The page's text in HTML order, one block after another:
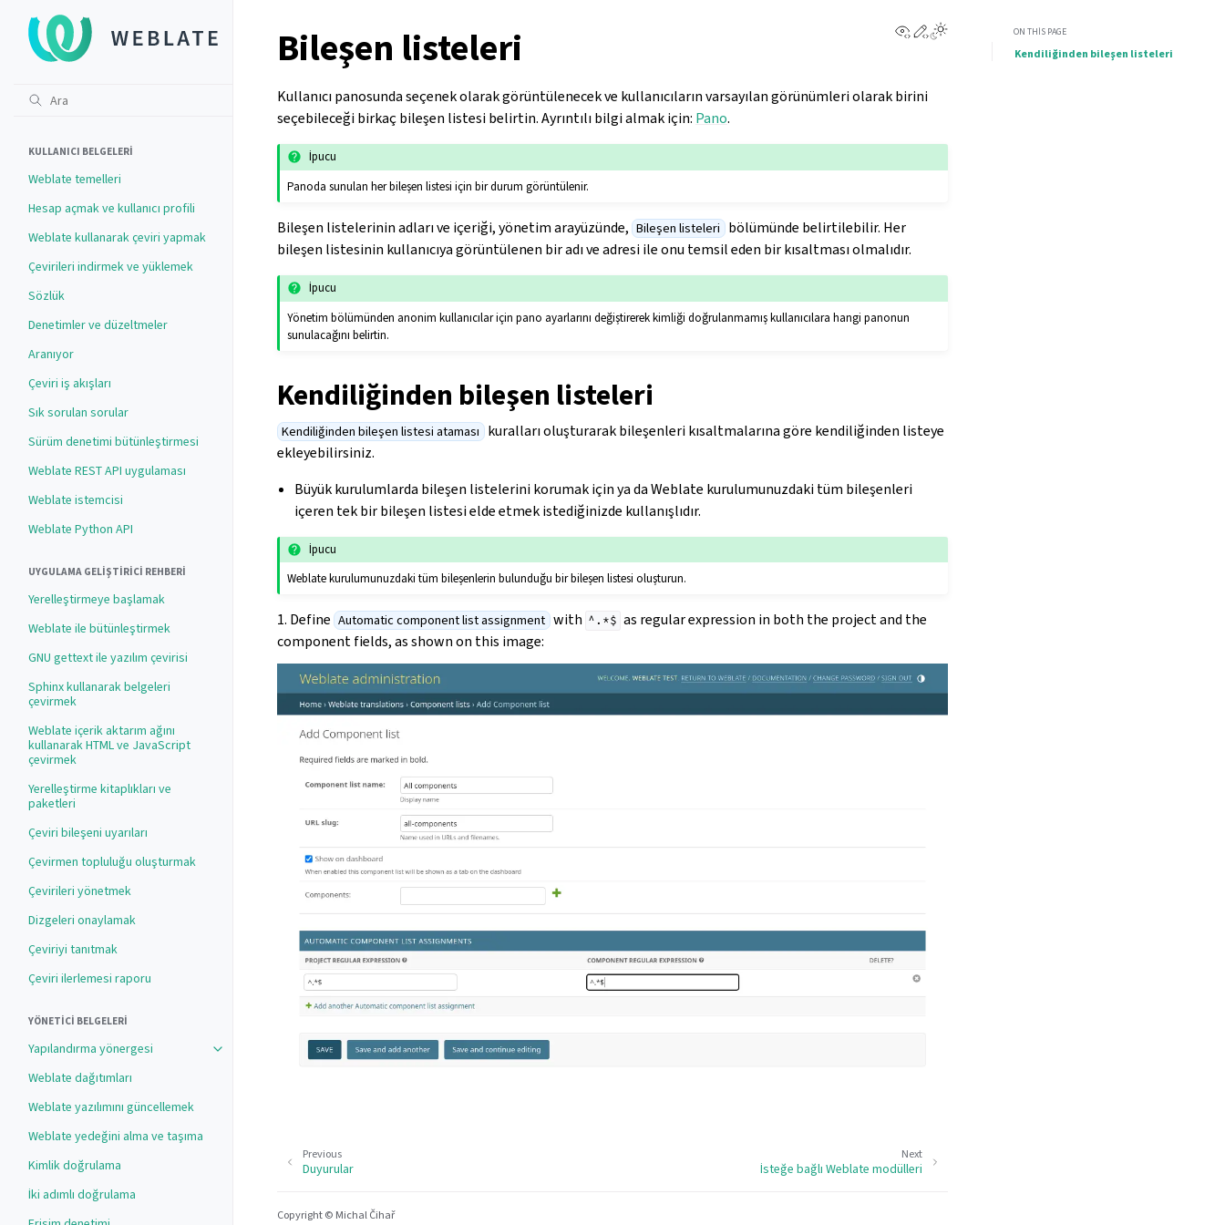
KULLANICI BELGELERI
Weblate temelleri
Hesap açmak ve kullanıcı profili
Weblate kullanarak çeviri yapmak
Çevirileri indirmek ve yüklemek
Sözlük
Denetimler ve düzeltmeler
Aranıyor
Çeviri iş akışları
Sık sorulan sorular
Sürüm denetimi bütünleştirmesi
Weblate REST API uygulaması
Weblate istemcisi
Weblate Python API
UYGULAMA GELIŞTIRICI REHBERI
Yerelleştirmeye başlamak
Weblate ile bütünleştirmek
GNU gettext ile yazılım çevirisi
Sphinx kullanarak belgeleri
çevirmek
Weblate içerik aktarım ağını
kullanarak HTML ve JavaScript
çevirmek
Yerelleştirme kitaplıkları ve
paketleri
Çeviri bileşeni uyarıları
Çevirmen topluluğu oluşturmak
Çevirileri yönetmek
Dizgeleri onaylamak
Çeviriyi tanıtmak
Çeviri ilerlemesi raporu
YÖNETICI BELGELERI
Yapılandırma yönergesi
Toggle navigation of Yapılandırma yönergesi
Weblate dağıtımları
Weblate yazılımını güncellemek
Weblate yedeğini alma ve taşıma
Kimlik doğrulama
İki adımlı doğrulama
View this page
Edit this page
Toggle Light / Dark / Auto color theme
Bileşen listeleri
Kullanıcı panosunda seçenek olarak görüntülenecek ve kullanıcıların varsayılan görünümleri olarak birini
seçebileceği birkaç bileşen listesi belirtin. Ayrıntılı bilgi almak için: Pano.
İpucu
Panoda sunulan her bileşen listesi için bir durum görüntülenir.
Bileşen listelerinin adları ve içeriği, yönetim arayüzünde, Bileşen listeleri bölümünde belirtilebilir. Her
bileşen listesinin kullanıcıya görüntülenen bir adı ve adresi ile onu temsil eden bir kısaltması olmalıdır.
İpucu
Yönetim bölümünden anonim kullanıcılar için pano ayarlarını değiştirerek kimliği doğrulanmamış kullanıcılara hangi panonun
sunulacağını belirtin.
Kendiliğinden bileşen listeleri
Kendiliğinden bileşen listesi ataması kuralları oluşturarak bileşenleri kısaltmalarına göre kendiliğinden listeye
ekleyebilirsiniz.
Büyük kurulumlarda bileşen listelerini korumak için ya da Weblate kurulumunuzdaki tüm bileşenleri
içeren tek bir bileşen listesi elde etmek istediğinizde kullanışlıdır.
İpucu
Weblate kurulumunuzdaki tüm bileşenlerin bulunduğu bir bileşen listesi oluşturun.
1. Define Automatic component list assignment with ^.*$ as regular expression in both the project and the
component fields, as shown on this image:
Next
İsteğe bağlı Weblate modülleri
Previous
Duyurular
Copyright © Michal Čihař
ON THIS PAGE
Kendiliğinden bileşen listeleri